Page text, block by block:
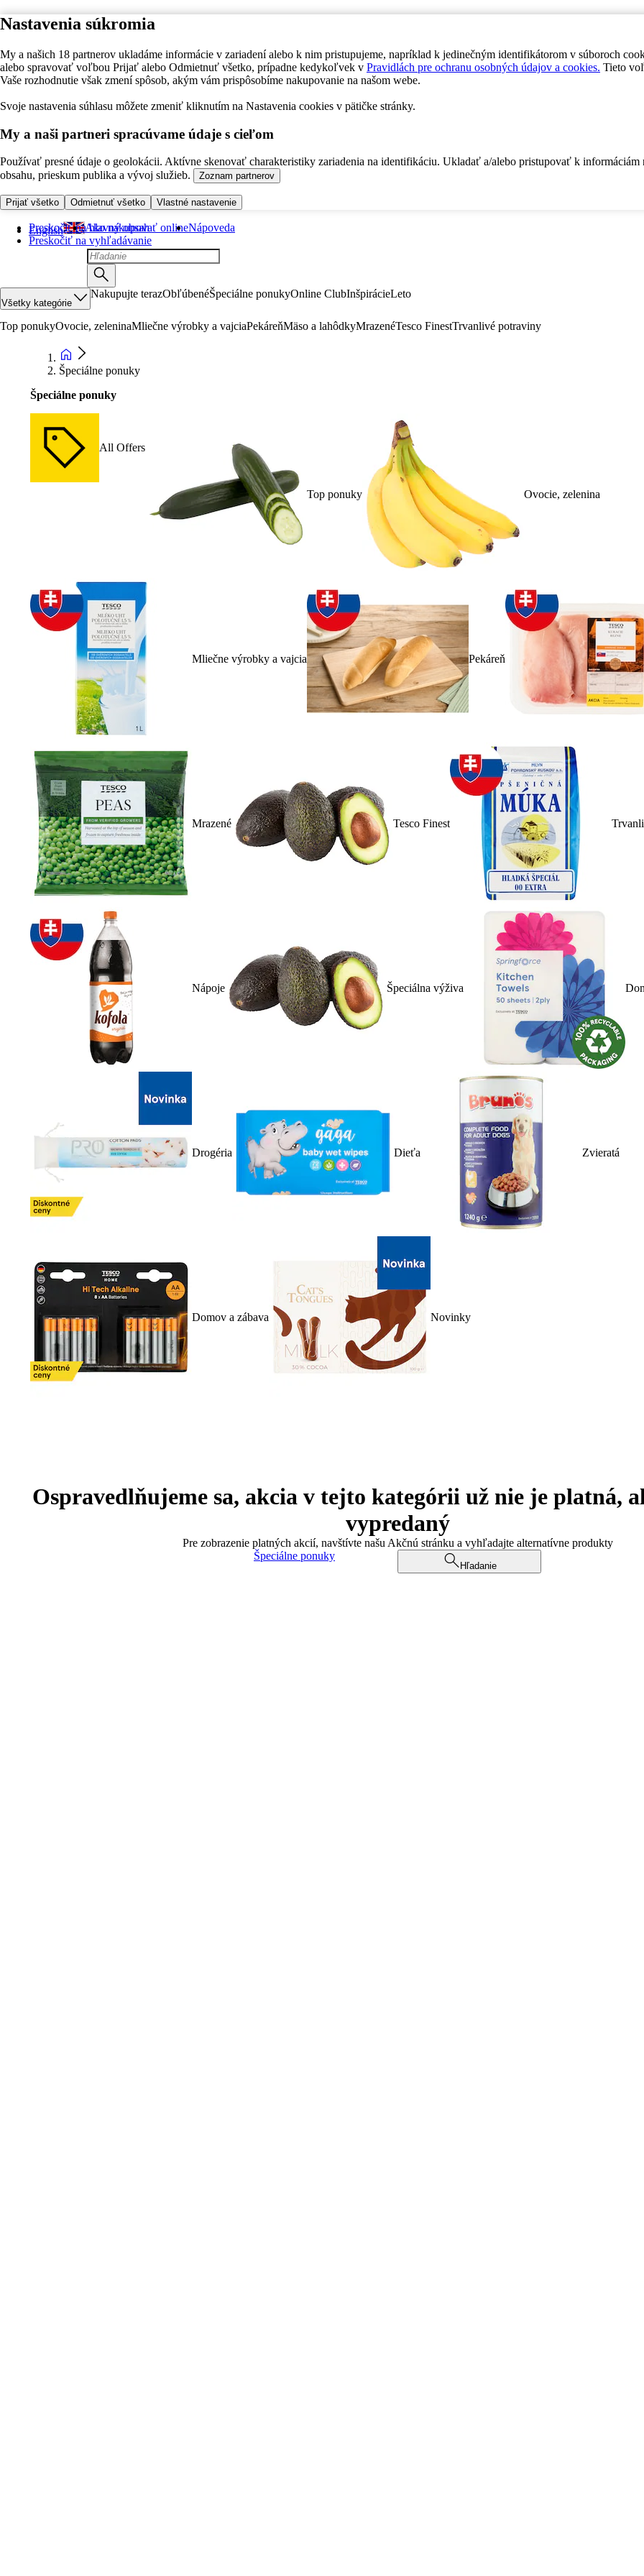
Nastavenia súkromia
My a našich 18 partnerov ukladáme informácie v zariadení alebo k nim pristupujeme, napríklad k jedinečným identifikátorom v súboroch
alebo spravovať voľbou Prijať alebo Odmietnuť všetko, prípadne kedykoľvek v Pravidlách pre ochranu osobných údajov a cookies. Tieto
Vaše rozhodnutie však zmení spôsob, akým vám prispôsobíme nakupovanie na našom webe.
Svoje nastavenia súhlasu môžete zmeniť kliknutím na Nastavenia cookies v pätičke stránky.
My a naši partneri spracúvame údaje s cieľom
Používať presné údaje o geolokácii. Aktívne skenovať charakteristiky zariadenia na identifikáciu. Ukladať a/alebo pristupovať k informáciám
obsahu, prieskum publika a vývoj služieb.
Zoznam partnerov
Prijať všetko Odmietnuť všetko Vlastné nastavenie
Preskočiť na hlavný obsah
Preskočiť na vyhľadávanie
English Ako nakupovať onlineNápoveda
Všetky kategórie
Nakupujte terazObľúbenéŠpeciálne ponukyOnline ClubInšpirácieLeto
Top ponukyOvocie, zeleninaMliečne výrobky a vajciaPekáreňMäso a lahôdkyMrazenéTesco FinestTrvanlivé potraviny
Špeciálne ponuky
Špeciálne ponuky
All Offers
Top ponuky Ovocie, zelenina
Mliečne výrobky a vajcia Pekáreň
Mrazené Tesco Finest
Nápoje Špeciálna výživa
Drogéria Dieťa Zvieratá
Domov a zábava Novinky
Ospravedlňujeme sa, akcia v tejto kategórii už nie je platná,
vypredaný
Pre zobrazenie platných akcií, navštívte našu Akčnú stránku a vyhľadajte alternatívne produkty
Špeciálne ponuky
Hľadanie